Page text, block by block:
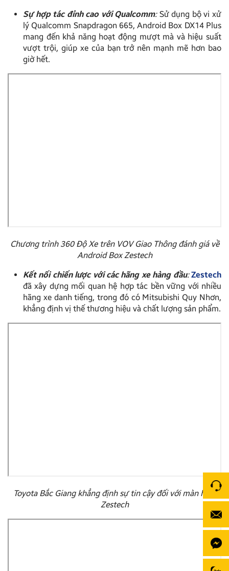
Sự hợp tác đỉnh cao với Qualcomm:Sử dụng bộ vi xử
lý Qualcomm Snapdragon 665, Android Box DX14 Plus
mang đến khả năng hoạt động mượt mà và hiệu suất
vượt trội, giúp xe của bạn trở nên mạnh mẽ hơn bao
giờ hết.
Chương trình 360 Độ Xe trên VOV Giao Thông đánh giá về
Android Box Zestech
Kết nối chiến lược với các hãng xe hàng đầu: Zestech
đã xây dựng mối quan hệ hợp tác bền vững với nhiều
hãng xe danh tiếng, trong đó có Mitsubishi Quy Nhơn,
khẳng định vị thế thương hiệu và chất lượng sản phẩm.
Toyota Bắc Giang khẳng định sự tin cậy đối với màn hình
Zestech